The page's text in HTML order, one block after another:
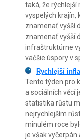
taká, že
vyspelých krajín,
znamenať vyšší
znamenať vyšší
infraštruktúrne
väčšie úspory v
Rychlejší
Tento týden pro
a sociálních věcí
statistika růstu
nejrychlejším
minulém roce
je však